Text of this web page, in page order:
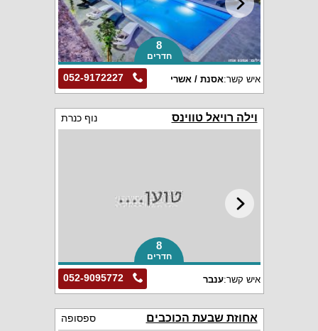
8
חדרים
052-9172227 איש קשר:אסנת / אשרי
וילה רויאל טווינס נוף כנרת
8
חדרים
052-9095772 איש קשר:ענבר
אחוזת שבעת הכוכבים ספסופה